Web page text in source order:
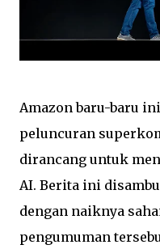
Amazon baru-baru
peluncuran
dirancang untuk
AI. Berita ini
dengan naiknya
pengumuman